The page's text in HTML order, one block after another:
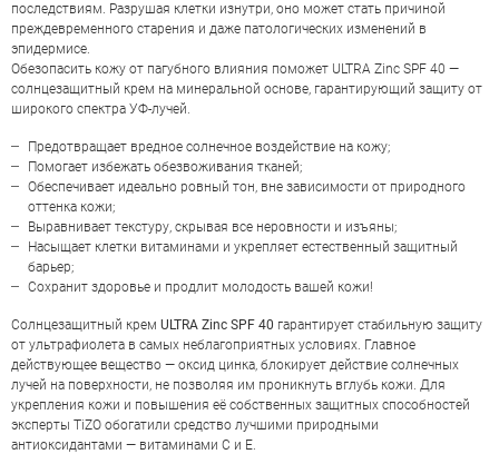
ОЦЕНКА
Отправить
последствиям. Разрушая клетки изнутри, оно может стать причиной
преждевременного старения и даже патологических изменений в
эпидермисе.
Обезопасить кожу от пагубного влияния поможет ULTRA Zinc SPF 40 —
солнцезащитный крем на минеральной основе, гарантирующий защиту от
широкого спектра УФ-лучей.
Предотвращает вредное солнечное воздействие на кожу;
Помогает избежать обезвоживания тканей;
Обеспечивает идеально ровный тон, вне зависимости от природного
оттенка кожи;
Выравнивает текстуру, скрывая все неровности и изъяны;
Насыщает клетки витаминами и укрепляет естественный защитный
барьер;
Сохранит здоровье и продлит молодость вашей кожи!
Солнцезащитный крем ULTRA Zinc SPF 40 гарантирует стабильную защиту
от ультрафиолета в самых неблагоприятных условиях. Главное
действующее вещество — оксид цинка, блокирует действие солнечных
лучей на поверхности, не позволяя им проникнуть вглубь кожи. Для
укрепления кожи и повышения её собственных защитных способностей
эксперты TiZO обогатили средство лучшими природными
антиоксидантами — витаминами C и E.